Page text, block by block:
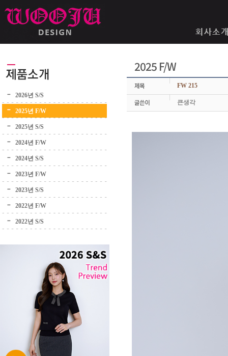
2026년 S/S
2025년 F/W
2025년 S/S
2024년 F/W
2024년 S/S
2023년 F/W
2023년 S/S
2022년 F/W
2022년 S/S
2025 F/W
FW 215
큰생각